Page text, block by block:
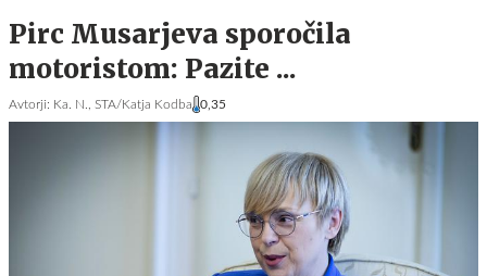
Pirc Musarjeva sporočila
motoristom: Pazite ...
Avtorji: Ka. N., STA/Katja Kodba 0,35